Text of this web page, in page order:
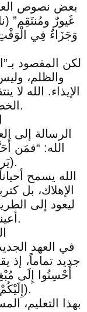
بعض نصوص
لكن المقصود
والظلم،
الإيذاء. الله
الخطيئة ومحاسبة الظالمين.
الرسالة إلى
الله: “فمَن
يَرتَضيه” (عبرانيين 12. 6).
الله يسمح
الإهلاك، بل
ليعود إلى
أعيننا لنميز الخير من الشر.
في العهد
جديد تماماً، إذ
أَحْسِنُوا إِلَى
إِلَيْكُمْ وَيَطْرُدُونَكُمْ” (متى 5. 44).
بهذا التعليم،